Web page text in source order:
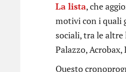
La lista, che
motivi con i quali
sociali, tra le altre
Palazzo, Acrobax,
Questo